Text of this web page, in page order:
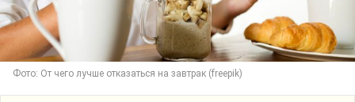
Фото: От чего лучше отказаться на завтрак (freepik)